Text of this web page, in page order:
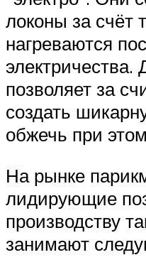
локоны за счёт
нагреваются
позволяет за
создать
обжечь при
На рынке
лидирующие
производству
занимают